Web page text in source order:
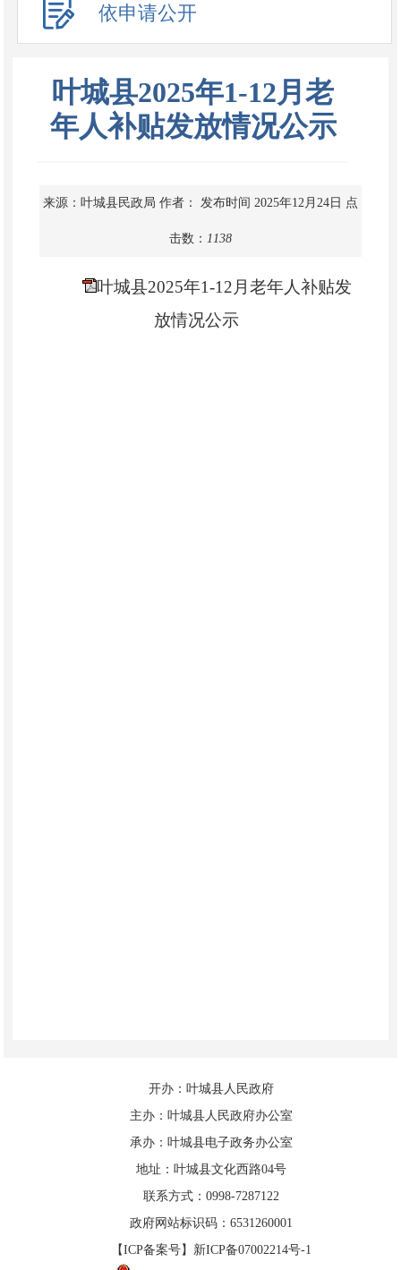
依申请公开
叶城县2025年1-12月老
年人补贴发放情况公示
来源：叶城县民政局 作者： 发布时间 2025年12月24日 点
击数： 1138
叶城县2025年1-12月老年人补贴发
放情况公示
开办：叶城县人民政府
主办：叶城县人民政府办公室
承办：叶城县电子政务办公室
地址：叶城县文化西路04号
联系方式：0998-7287122
政府网站标识码：6531260001
【ICP备案号】新ICP备07002214号-1